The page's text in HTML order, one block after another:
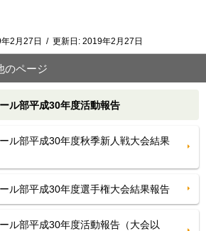
2月27日 / 更新日: 2019年2月27日
のページ
ル部平成30年度活動報告
ル部平成30年度秋季新人戦大会結果
ル部平成30年度選手権大会結果報告
ル部平成30年度活動報告（大会以